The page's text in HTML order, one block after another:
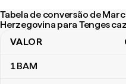
Tabela de conversão de
Herzegovina para Tenges
Tabela de conversão de
VALOR
1BAM